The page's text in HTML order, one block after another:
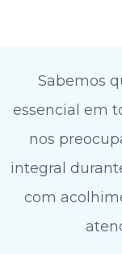
Sabemos
essencial em
nos
integral
com